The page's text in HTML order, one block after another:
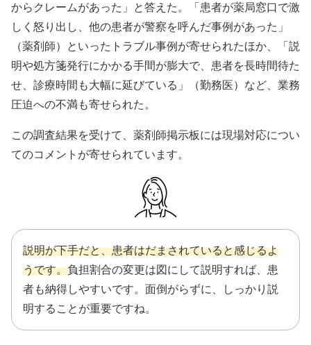
からクレームがあった」と答えた。「患者が薬局窓口で激
しく怒り出し、他の患者が警察を呼んだ事例があった」
（薬剤師）といったトラブル事例が寄せられたほか、「説
明や処方箋発行にかかる手間が膨大で、患者を長時間待た
せ、診療時間も大幅に延びている」（勤務医）など、業務
圧迫への不満も寄せられた。
この調査結果を受けて、薬剤師掲示板には現場対応につい
てのコメントが寄せられています。
説明が下手だと、患者はだまされていると感じるよ
うです。負担割合の変更は図にして説明すれば、患
者も納得しやすいです。面倒がらずに、しっかり説
明することが重要ですね。